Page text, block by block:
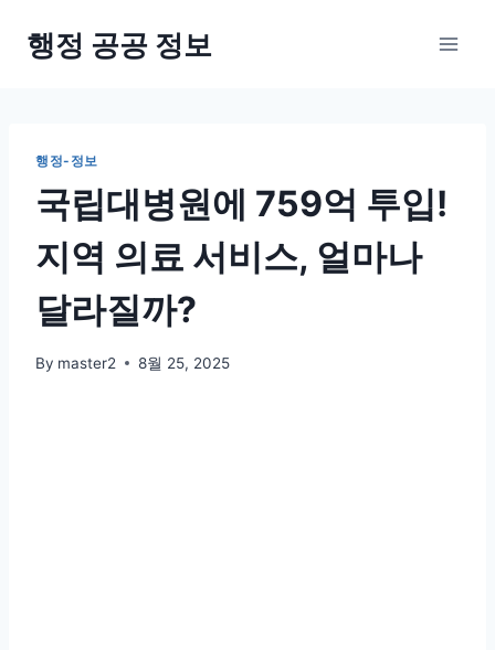
행정 공공 정보
행정-정보
국립대병원에 759억 투입!
지역 의료 서비스, 얼마나
달라질까?
By master2 8월 25, 2025